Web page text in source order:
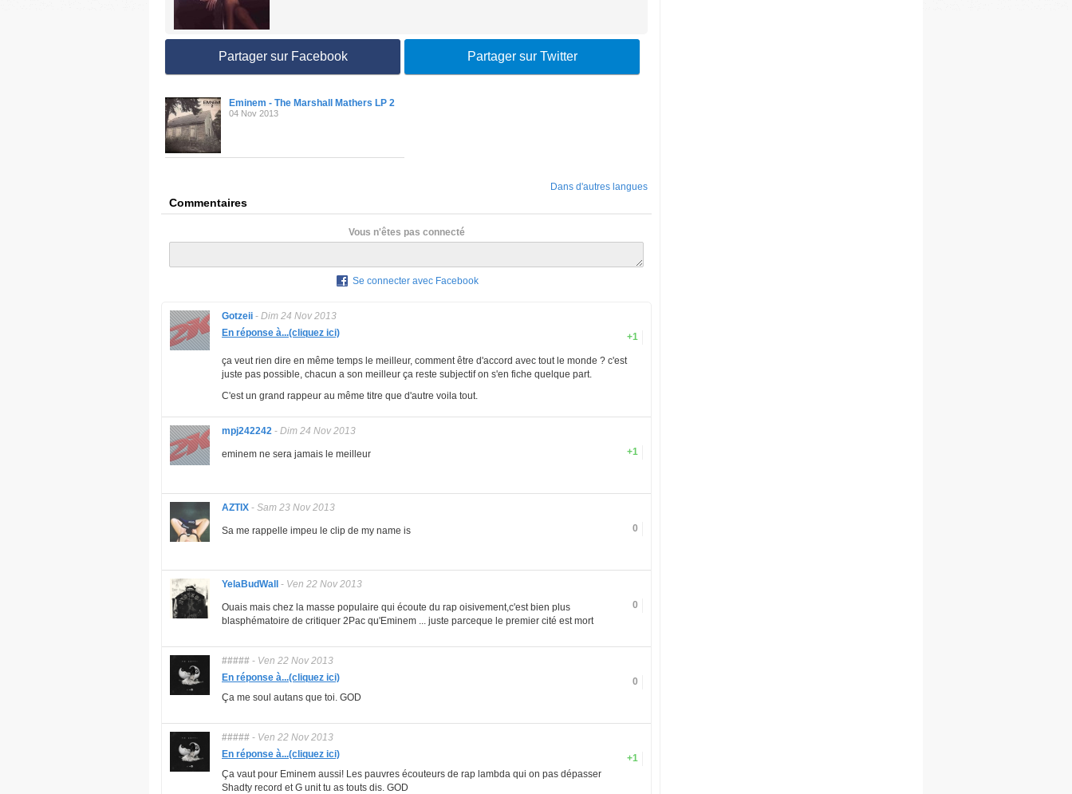
Partager sur Facebook Partager sur Twitter
Eminem - The Marshall Mathers LP 2
04 Nov 2013
Dans d'autres langues
Commentaires
Vous n'êtes pas connecté
Se connecter avec Facebook
Gotzeii - Dim 24 Nov 2013
+1
En réponse à...(cliquez ici)
ça veut rien dire en même temps le meilleur, comment être d'accord avec tout le monde ? c'est
juste pas possible, chacun a son meilleur ça reste subjectif on s'en fiche quelque part.
C'est un grand rappeur au même titre que d'autre voila tout.
mpj242242 - Dim 24 Nov 2013
+1
eminem ne sera jamais le meilleur
AZTIX - Sam 23 Nov 2013
0
Sa me rappelle impeu le clip de my name is
YelaBudWall - Ven 22 Nov 2013
0
Ouais mais chez la masse populaire qui écoute du rap oisivement,c'est bien plus
blasphématoire de critiquer 2Pac qu'Eminem ... juste parceque le premier cité est mort
##### - Ven 22 Nov 2013
0
En réponse à...(cliquez ici)
Ça me soul autans que toi. GOD
##### - Ven 22 Nov 2013
+1
En réponse à...(cliquez ici)
Ça vaut pour Eminem aussi! Les pauvres écouteurs de rap lambda qui on pas dépasser
Shadty record et G unit tu as touts dis. GOD